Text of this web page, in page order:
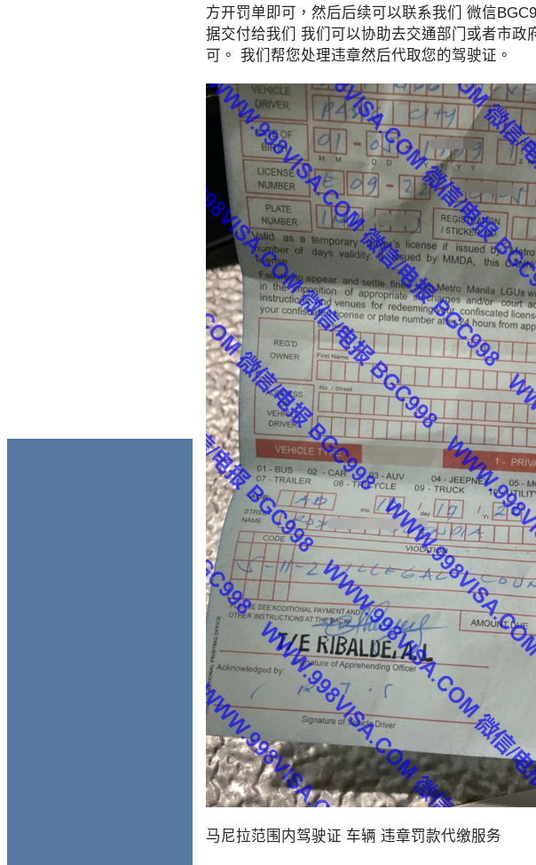
方开罚单即可，然后后续可以联系我们 微信
据交付给我们 我们可以协助去交通部门或者市政
可。 我们帮您处理违章然后代取您的驾驶证。
马尼拉范围内驾驶证 车辆 违章罚款代缴服务